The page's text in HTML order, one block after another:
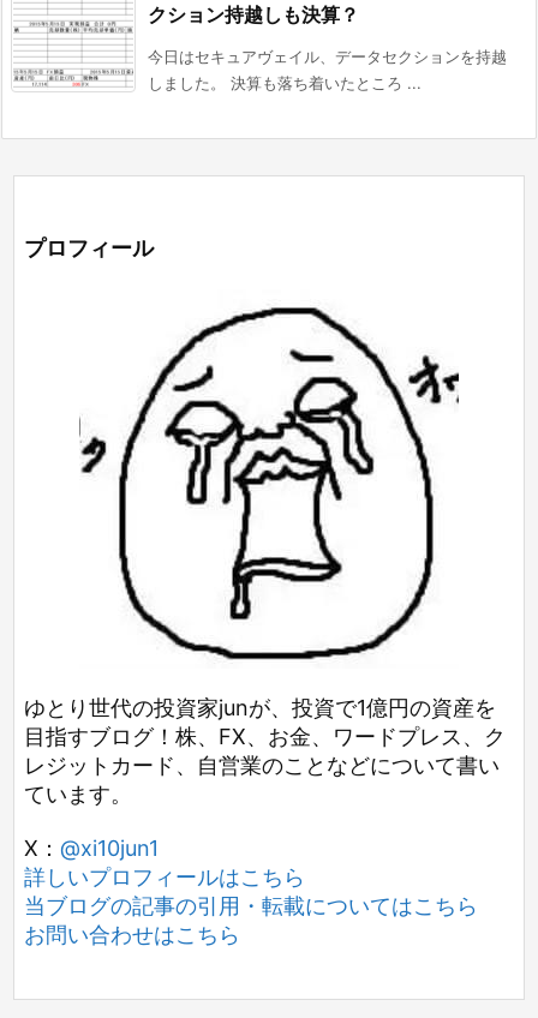
クション持越しも決算？
今日はセキュアヴェイル、データセクションを持越
しました。 決算も落ち着いたところ ...
プロフィール
ゆとり世代の投資家junが、投資で1億円の資産を
目指すブログ！株、FX、お金、ワードプレス、ク
レジットカード、自営業のことなどについて書い
ています。
X： @xi10jun1
詳しいプロフィールはこちら
当ブログの記事の引用・転載についてはこちら
お問い合わせはこちら